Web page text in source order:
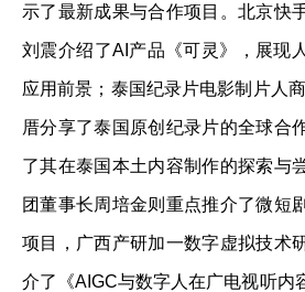
示了最新成果与合作项目。北京快
刘震介绍了AI产品《可灵》，展现
应用前景；泰国纪录片电影制片人
厝分享了泰国原创纪录片的全球合
了其在泰国本土内容制作的探索与
团董事长周培金则重点推介了微短
项目，广西产研加一数字虚拟技术
介了《AIGC与数字人在广电视听内